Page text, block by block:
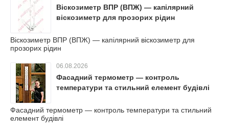
Віскозиметр ВПР (ВПЖ) — капілярний
віскозиметр для прозорих рідин
Віскозиметр ВПР (ВПЖ) — капілярний віскозиметр для
прозорих рідин
06.08.2026
Фасадний термометр — контроль
температури та стильний елемент будівлі
Фасадний термометр — контроль температури та стильний
елемент будівлі